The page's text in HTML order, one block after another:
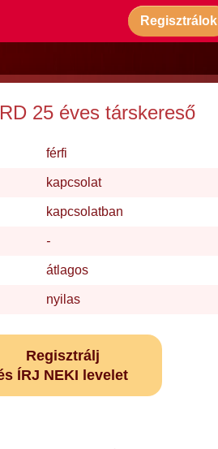
Regisztrálok
25 éves társkereső
férfi
kapcsolat
kapcsolatban
-
átlagos
nyilas
Regisztrálj
ÍRJ NEKI levelet